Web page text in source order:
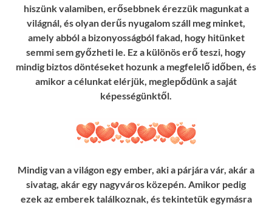
hiszünk valamiben, erősebbnek érezzük magunkat a
világnál, és olyan derűs nyugalom száll meg minket,
amely abból a bizonyosságból fakad, hogy hitünket
semmi sem győzheti le. Ez a különös erő teszi, hogy
mindig biztos döntéseket hozunk a megfelelő időben, és
amikor a célunkat elérjük, meglepődünk a saját
képességünktől.
Mindig van a világon egy ember, aki a párjára vár, akár a
sivatag, akár egy nagyváros közepén. Amikor pedig
ezek az emberek találkoznak, és tekintetük egymásra